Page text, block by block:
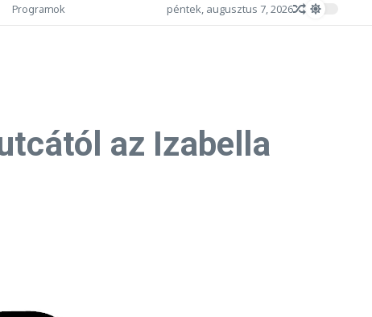
Programok péntek, augusztus 7, 2026
az Izabella